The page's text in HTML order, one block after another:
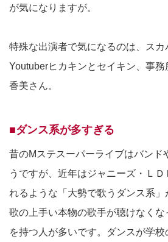
が気になりますが。
特殊な出演者で気になるのは、スカ
Youtuberヒカキンとセイキン、事
香美さん。
■ダンス系が多すぎる
昔のMステスーパーライブはバンド
うですが、近年はジャニーズ・Ｌ
れるような「大勢で歌うダンス系」
歌の上手い本物の歌手が聴けなく
を持つ人が多いです。ダンスが学